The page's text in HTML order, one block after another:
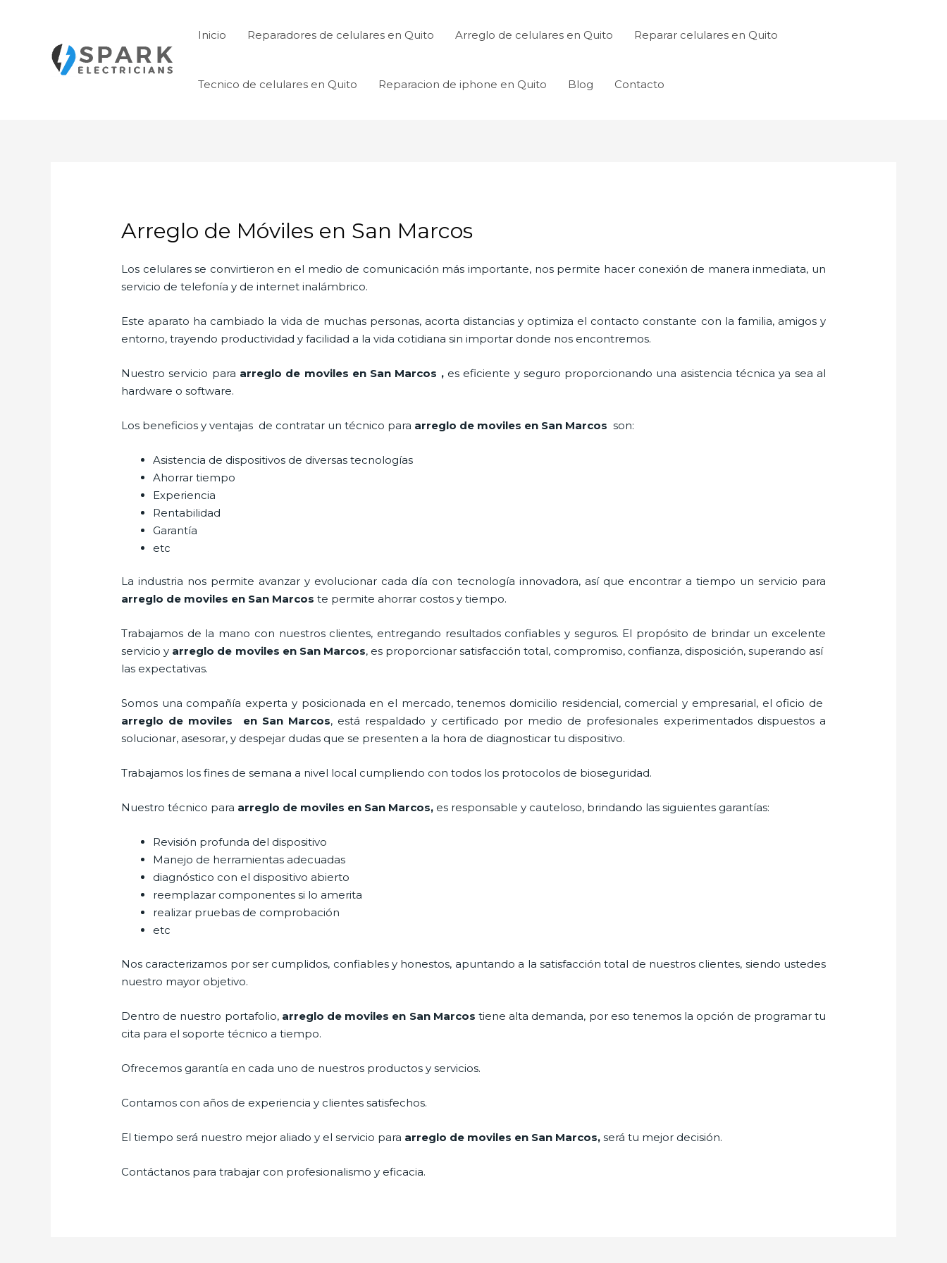
Inicio Reparadores de celulares en Quito Arreglo de celulares en Quito Reparar celulares en Quito
Tecnico de celulares en Quito Reparacion de iphone en Quito Blog Contacto
Arreglo de Móviles en San Marcos
Los celulares se convirtieron en el medio de comunicación más importante, nos permite hacer conexión de manera inmediata, un
servicio de telefonía y de internet inalámbrico.
Este aparato ha cambiado la vida de muchas personas, acorta distancias y optimiza el contacto constante con la familia, amigos y
entorno, trayendo productividad y facilidad a la vida cotidiana sin importar donde nos encontremos.
Nuestro servicio para arreglo de moviles en San Marcos ,es eficiente y seguro proporcionando una asistencia técnica ya sea al
hardware o software.
Los beneficios y ventajas de contratar un técnico para arreglo de moviles en San Marcosson:
Asistencia de dispositivos de diversas tecnologías
Ahorrar tiempo
Experiencia
Rentabilidad
Garantía
etc
La industria nos permite avanzar y evolucionar cada día con tecnología innovadora, así que encontrar a tiempo un servicio para
arreglo de moviles en San Marcos te permite ahorrar costos y tiempo.
Trabajamos de la mano con nuestros clientes, entregando resultados confiables y seguros. El propósito de brindar un excelente
servicio y arreglo de moviles en San Marcos, es proporcionar satisfacción total, compromiso, confianza, disposición, superando así
las expectativas.
Somos una compañía experta y posicionada en el mercado, tenemos domicilio residencial, comercial y empresarial, el oficio de
arreglo de moviles en San Marcos, está respaldado y certificado por medio de profesionales experimentados dispuestos a
solucionar, asesorar, y despejar dudas que se presenten a la hora de diagnosticar tu dispositivo.
Trabajamos los fines de semana a nivel local cumpliendo con todos los protocolos de bioseguridad.
Nuestro técnico para arreglo de moviles en San Marcos, es responsable y cauteloso, brindando las siguientes garantías:
Revisión profunda del dispositivo
Manejo de herramientas adecuadas
diagnóstico con el dispositivo abierto
reemplazar componentes si lo amerita
realizar pruebas de comprobación
etc
Nos caracterizamos por ser cumplidos, confiables y honestos, apuntando a la satisfacción total de nuestros clientes, siendo ustedes
nuestro mayor objetivo.
Dentro de nuestro portafolio, arreglo de moviles en San Marcos tiene alta demanda, por eso tenemos la opción de programar tu
cita para el soporte técnico a tiempo.
Ofrecemos garantía en cada uno de nuestros productos y servicios.
Contamos con años de experiencia y clientes satisfechos.
El tiempo será nuestro mejor aliado y el servicio para arreglo de moviles en San Marcos,será tu mejor decisión.
Contáctanos para trabajar con profesionalismo y eficacia.